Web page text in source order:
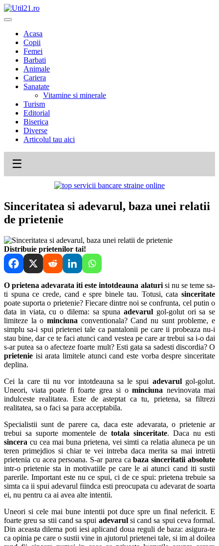
Skip
to
Acasa
Copii
Femei
Barbati
Animale
Cariera
Sanatate
Vitamine si minerale
Turism
Editorial
Biserica
Diverse
Articolul tau aici
☰
Sinceritatea si adevarul, baza unei relatii
de prietenie
Distribuie prietenilor tai!
O prietena adevarata iti este intotdeauna alaturisi nu se teme sa-
ti spuna ce crede, cand e spre binele tau. Totusi, cata sinceritate
poate suporta o prietenie? Fiecare dintre noi se confrunta, cel putin o
data in viata, cu o dilema: sa spuna adevarul gol-golut ori sa se
limiteze la o minciuna conventionala? Cand nu sunt probleme, e
simplu sa-i spui prietenei tale ca pantalonii pe care ii probeaza nu-i
stau bine, dar ce te faci atunci cand vestea pe care ar trebui sa i-o dai
s-ar putea sa o afecteze foarte mult? Esti gata sa sadesti discordia? O
prietenie isi arata limitele atunci cand este vorba despre sinceritate
deplina.
Cei la care tii nu vor intotdeauna sa le spui adevarulgol-golut.
Uneori, viata poate fi foarte grea si o minciuna nevinovata mai
indulceste realitatea. Este de asteptat ca tu, prietena, sa filtrezi
realitatea, sa o faci sa para acceptabila.
Specialistii sunt de parere ca, daca este adevarata, o prietenie ar
trebui sa suporte momentele de totala sinceritate. Daca nu esti
sincera cu cea mai buna prietena, vei simti ca relatia aluneca pe un
teren primejdios si chiar te vei intreba daca merita sa mai intretii
prietenia cu acea persoana. S-ar parea cabaza sinceritatii absolute
intr-o prietenie sta in motivatiile pe care le ai atunci cand iti sustii
parerile. Important este nu ce spui, ci de ce spui: prietena trebuie sa
simta ca ii spui adevarul fiindca esti preocupata cu adevarat de soarta
ei, nu pentru ca ai avea alte intentii.
Uneori si cele mai bune intentii pot duce spre un final nefericit. E
foarte greu sa stii cand sa spui adevarulsi cand sa spui ceva formal.
Din aceasta dilema poti iesi aplicand doua reguli de baza: asigura-te
ca opinia pe care o sustii vine in ajutorul prietenei tale, si im al doilea